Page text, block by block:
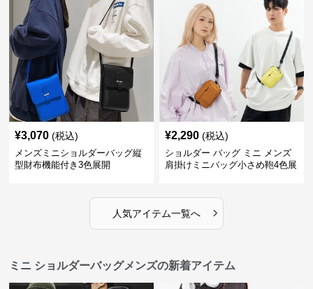
¥3,070 (税込)
メンズミニショルダーバッグ縦
型財布機能付き3色展開
¥2,290 (税込)
ショルダー バッグ ミニ メンズ
肩掛けミニバッグ小さめ鞄4色展
人気アイテム一覧へ ›
ミニ ショルダーバッグメンズの新着アイテム